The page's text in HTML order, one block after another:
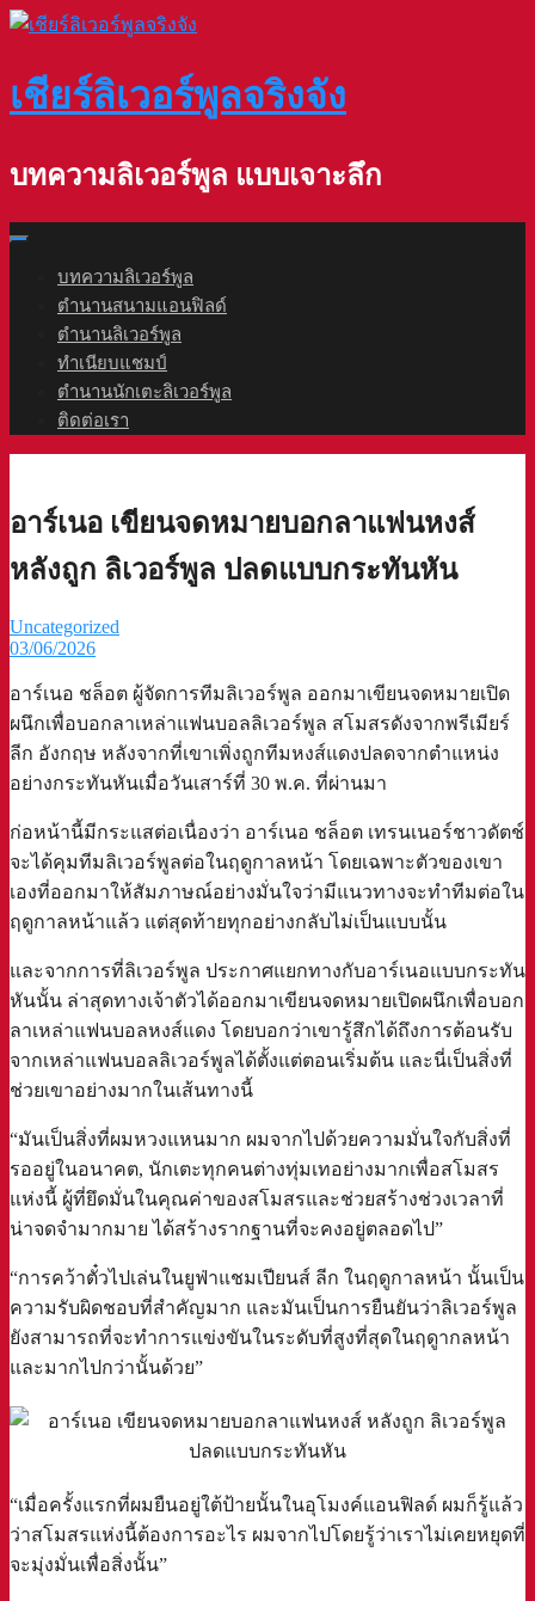
Skip
เชียร์ลิเวอร์พูลจริงจัง
บทความลิเวอร์พูล แบบเจาะลึก
บทความลิเวอร์พูล
ตำนานสนามแอนฟิลด์
ตำนานลิเวอร์พูล
ทำเนียบแชมป์
ตำนานนักเตะลิเวอร์พูล
ติดต่อเรา
อาร์เนอ เขียนจดหมายบอกลาแฟนหงส์
หลังถูก ลิเวอร์พูล ปลดแบบกระทันหัน
Uncategorized
03/06/2026
อาร์เนอ ชล็อต ผู้จัดการทีมลิเวอร์พูล ออกมาเขียนจดหมายเปิด
ผนึกเพื่อบอกลาเหล่าแฟนบอลลิเวอร์พูล สโมสรดังจากพรีเมียร์
ลีก อังกฤษ หลังจากที่เขาเพิ่งถูกทีมหงส์แดงปลดจากตำแหน่ง
อย่างกระทันหันเมื่อวันเสาร์ที่ 30 พ.ค. ที่ผ่านมา
ก่อหน้านี้มีกระแสต่อเนื่องว่า อาร์เนอ ชล็อต เทรนเนอร์ชาวดัตช์
จะได้คุมทีมลิเวอร์พูลต่อในฤดูกาลหน้า โดยเฉพาะตัวของเขา
เองที่ออกมาให้สัมภาษณ์อย่างมั่นใจว่ามีแนวทางจะทำทีมต่อใน
ฤดูกาลหน้าแล้ว แต่สุดท้ายทุกอย่างกลับไม่เป็นแบบนั้น
และจากการที่ลิเวอร์พูล ประกาศแยกทางกับอาร์เนอแบบกระทัน
หันนั้น ล่าสุดทางเจ้าตัวได้ออกมาเขียนจดหมายเปิดผนึกเพื่อบอก
ลาเหล่าแฟนบอลหงส์แดง โดยบอกว่าเขารู้สึกได้ถึงการต้อนรับ
จากเหล่าแฟนบอลลิเวอร์พูลได้ตั้งแต่ตอนเริ่มต้น และนี่เป็นสิ่งที่
ช่วยเขาอย่างมากในเส้นทางนี้
“มันเป็นสิ่งที่ผมหวงแหนมาก ผมจากไปด้วยความมั่นใจกับสิ่งที่
รออยู่ในอนาคต, นักเตะทุกคนต่างทุ่มเทอย่างมากเพื่อสโมสร
แห่งนี้ ผู้ที่ยึดมั่นในคุณค่าของสโมสรและช่วยสร้างช่วงเวลาที่
น่าจดจำมากมาย ได้สร้างรากฐานที่จะคงอยู่ตลอดไป”
“การคว้าตั๋วไปเล่นในยูฟ่าแชมเปียนส์ ลีก ในฤดูกาลหน้า นั้นเป็น
ความรับผิดชอบที่สำคัญมาก และมันเป็นการยืนยันว่าลิเวอร์พูล
ยังสามารถที่จะทำการแข่งขันในระดับที่สูงที่สุดในฤดูากลหน้า
และมากไปกว่านั้นด้วย”
“เมื่อครั้งแรกที่ผมยืนอยู่ใต้ป้ายนั้นในอุโมงค์แอนฟิลด์ ผมก็รู้แล้ว
ว่าสโมสรแห่งนี้ต้องการอะไร ผมจากไปโดยรู้ว่าเราไม่เคยหยุดที่
จะมุ่งมั่นเพื่อสิ่งนั้น”